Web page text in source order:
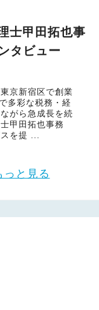
士甲田拓也事
タビュー
京新宿区で創業
多彩な税務・経
がら急成長を続
甲田拓也事務
を提 ...
っと見る